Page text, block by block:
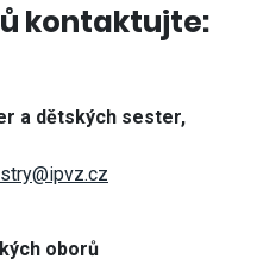
kontaktujte:
a dětských sester,
oborů